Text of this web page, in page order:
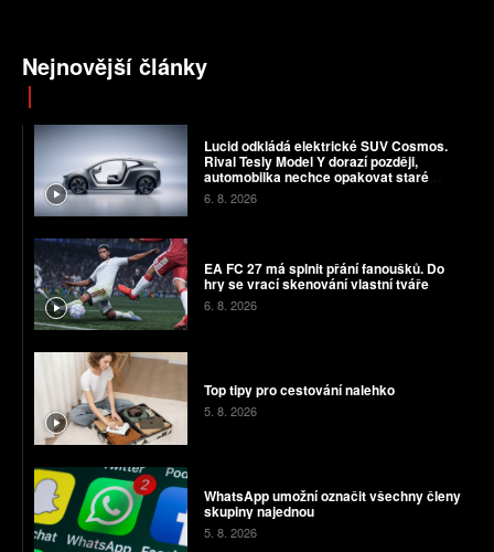
Nejnovější články
Lucid odkládá elektrické SUV Cosmos.
Rival Tesly Model Y dorazí později,
automobilka nechce opakovat staré
chyby
6. 8. 2026
EA FC 27 má splnit přání fanoušků. Do
hry se vrací skenování vlastní tváře
6. 8. 2026
Top tipy pro cestování nalehko
5. 8. 2026
WhatsApp umožní označit všechny členy
skupiny najednou
5. 8. 2026